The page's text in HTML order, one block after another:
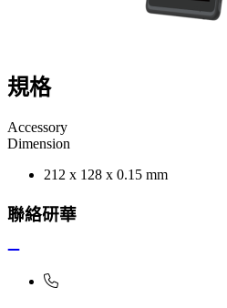
規格
Accessory
Dimension
212 x 128 x 0.15 mm
聯絡研華